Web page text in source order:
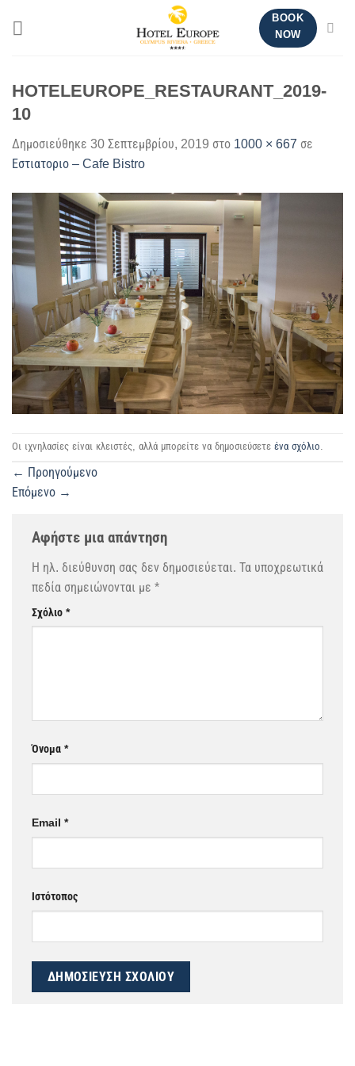
BOOK
NOW
HOTELEUROPE_RESTAURANT_2019-
10
Δημοσιεύθηκε 30 Σεπτεμβρίου, 2019 στο 1000 × 667 σε
Εστιατοριο – Cafe Bistro
Οι ιχνηλασίες είναι κλειστές, αλλά μπορείτε να δημοσιεύσετε ένα σχόλιο.
← Προηγούμενο
Επόμενο →
Αφήστε μια απάντηση
Η ηλ. διεύθυνση σας δεν δημοσιεύεται. Τα υποχρεωτικά
πεδία σημειώνονται με *
Σχόλιο *
Όνομα *
Email *
Ιστότοπος